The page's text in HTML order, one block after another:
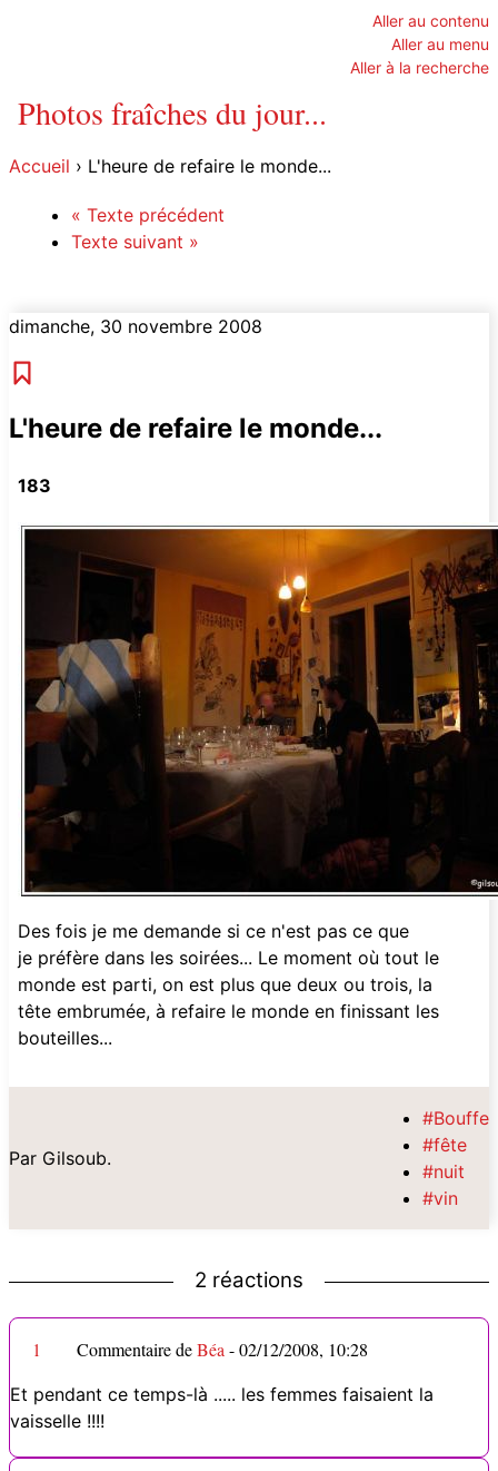
Aller au contenu
Aller au menu
Aller à la recherche
Photos fraîches du jour...
Accueil › L'heure de refaire le monde...
« Texte précédent
Texte suivant »
dimanche, 30 novembre 2008
L'heure de refaire le monde...
183
Des fois je me demande si ce n'est pas ce que
je préfère dans les soirées... Le moment où tout le
monde est parti, on est plus que deux ou trois, la
tête embrumée, à refaire le monde en finissant les
bouteilles...
Par Gilsoub.
#Bouffe
#fête
#nuit
#vin
2 réactions
1 Commentaire deBéa -02/12/2008, 10:28
Et pendant ce temps-là ..... les femmes faisaient la
vaisselle !!!!